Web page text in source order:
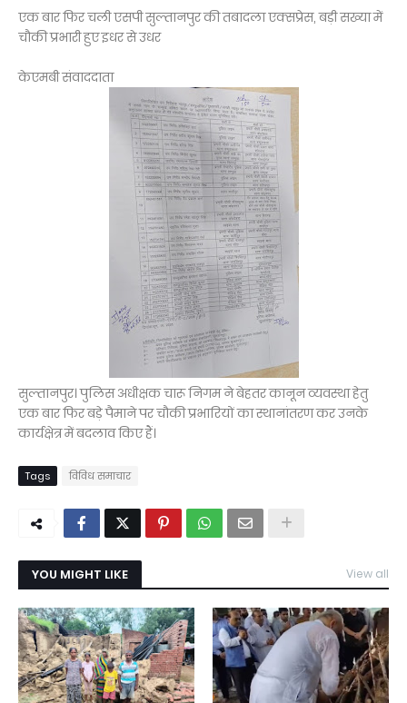
एक बार फिर चली एसपी सुल्तानपुर की तबादला एक्सप्रेस, बड़ी सख्या में
चौकी प्रभारी हुए इधर से उधर
केएमबी संवाददाता
सुल्तानपुर। पुलिस अधीक्षक चारू निगम ने बेहतर कानून व्यवस्था हेतु
एक बार फिर बड़े पैमाने पर चौकी प्रभारियों का स्थानांतरण कर उनके
कार्यक्षेत्र में बदलाव किए हैं।
Tags विविध समाचार
YOU MIGHT LIKE View all